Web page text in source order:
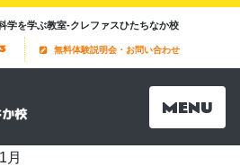
学を学ぶ教室-クレファスひたちなか校
無料体験説明会・お問い合わせ
MENU
月